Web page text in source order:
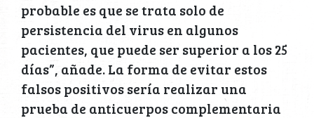
probable es que se trata solo de
persistencia del virus en algunos
pacientes, que puede ser superior a los 25
días”, añade. La forma de evitar estos
falsos positivos sería realizar una
prueba de anticuerpos complementaria